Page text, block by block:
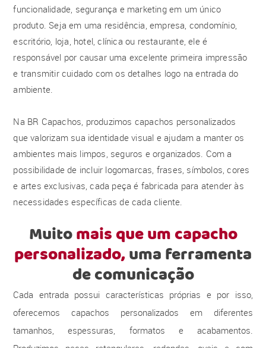
funcionalidade, segurança e marketing em um único
produto. Seja em uma residência, empresa, condomínio,
escritório, loja, hotel, clínica ou restaurante, ele é
responsável por causar uma excelente primeira impressão
e transmitir cuidado com os detalhes logo na entrada do
ambiente.
Na BR Capachos, produzimos capachos personalizados
que valorizam sua identidade visual e ajudam a manter os
ambientes mais limpos, seguros e organizados. Com a
possibilidade de incluir logomarcas, frases, símbolos, cores
e artes exclusivas, cada peça é fabricada para atender às
necessidades específicas de cada cliente.
Muitomais que um capacho
personalizado,uma ferramenta
de comunicação
Cada entrada possui características próprias e por isso,
oferecemos capachos personalizados em diferentes
tamanhos, espessuras, formatos e acabamentos.